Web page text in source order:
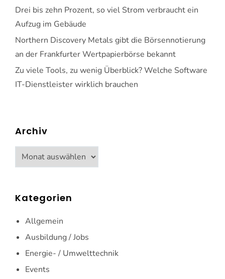
Drei bis zehn Prozent, so viel Strom verbraucht ein
Aufzug im Gebäude
Northern Discovery Metals gibt die Börsennotierung
an der Frankfurter Wertpapierbörse bekannt
Zu viele Tools, zu wenig Überblick? Welche Software
IT-Dienstleister wirklich brauchen
Archiv
Archiv
Kategorien
Allgemein
Ausbildung / Jobs
Energie- / Umwelttechnik
Events